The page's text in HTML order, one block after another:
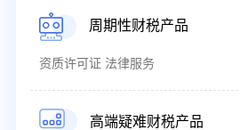
周期性财税产品
资质许可证 法律服务
高端疑难财税产品